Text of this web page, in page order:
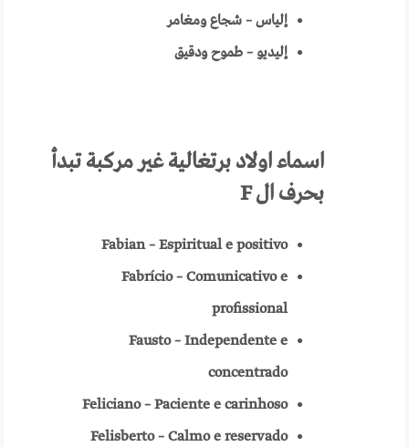
إلياس – شجاع ومغامر
إليديو – طموح ودقيق
اسماءاولاد برتغاليةغير مركبة تبدأ
بحرف الF
Fabian – Espiritual e positivo
Fabrício – Comunicativo e
profissional
Fausto – Independente e
concentrado
Feliciano – Paciente e carinhoso
Felisberto – Calmo e reservado